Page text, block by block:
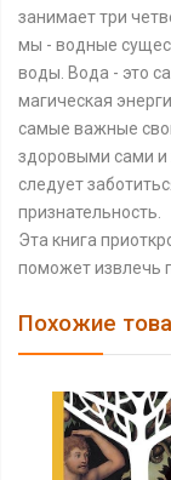
занимает три
мы - водные
воды. Вода - это
магическая
самые важные
здоровыми сами и
следует
признательность.
Эта книга
поможет извлечь
Похожие